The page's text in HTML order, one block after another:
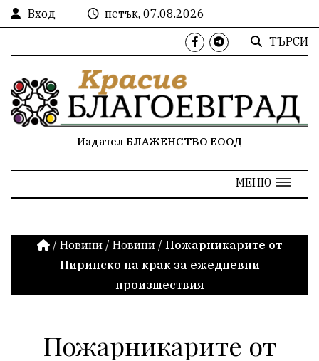
Вход
петък, 07.08.2026
ТЪРСИ
Издател БЛАЖЕНСТВО ЕООД
МЕНЮ
/ Новини / Новини / Пожарникарите от
Пиринско на крак за ежедневни
произшествия
Пожарникарите от